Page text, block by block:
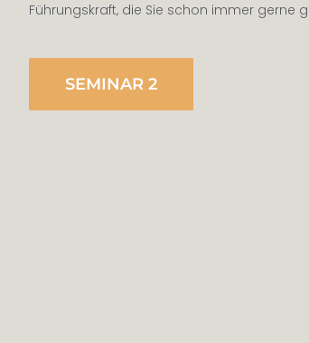
Führungskraft, die Sie schon immer gerne
SEMINAR 2